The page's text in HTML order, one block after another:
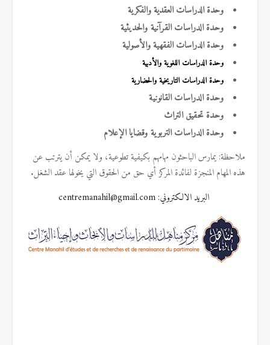
وحدة الدراسات العقدية والفكرية
وحدة الدراسات القرآنية والحديثية
وحدة الدراسات الفقهية والأصولية
وحدة الدراسات اللغوية والأدبية
وحدة الدراسات التاريخية والحضارية
وحدة الدراسات القانونية
وحدة تحقيق التراث
وحدة الدراسات التربوية وقضاياالإعلام
ملاحظة: يمارس الباحثون مهامهم بكيفية تطوعية، ولا يمكن أن يترتب عن
هذه المهام المنجزة لفائدة المركز أي حق من الحقوق التي يخولها عقد الشغل.
البريد الالكتروني:centremanahil@gmail.com